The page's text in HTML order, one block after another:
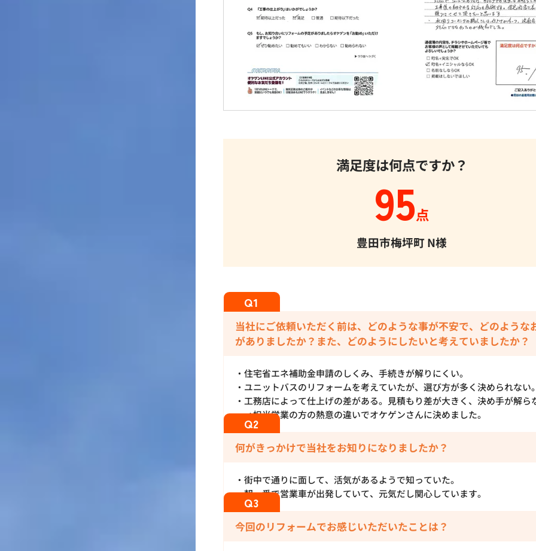
満足度は何点ですか？
95点
豊田市梅坪町N様
当社にご依頼いただく前は、どのような事が不安で、どのような
がありましたか？また、どのようにしたいと考えていましたか？
・住宅省エネ補助金申請のしくみ、手続きが解りにくい。
・ユニットバスのリフォームを考えていたが、選び方が多く決められない
・工務店によって仕上げの差がある。見積もり差が大きく、決め手が解ら
→担当営業の方の熱意の違いでオケゲンさんに決めました。
何がきっかけで当社をお知りになりましたか？
・街中で通りに面して、活気があるようで知っていた。
・朝一番で営業車が出発していて、元気だし関心しています。
今回のリフォームでお感じいただいたことは？